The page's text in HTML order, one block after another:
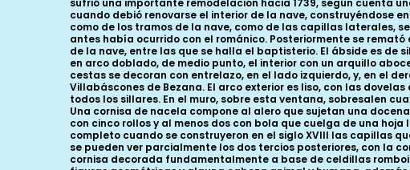
sufrió una importante remodelación hacia 1739, según cuenta una
cuando debió renovarse el interior de la nave, construyéndose
como de los tramos de la nave, como de las capillas laterales,
antes había ocurrido con el románico. Posteriormente se
de la nave, entre las que se halla el baptisterio. El ábside es
en arco doblado, de medio punto, el interior con un arquillo
cestas se decoran con entrelazo, en el lado izquierdo, y, en el
Villabáscones de Bezana. El arco exterior es liso, con las
todos los sillares. En el muro, sobre esta ventana, sobresalen
Una cornisa de nacela compone al alero que sujetan una
con cinco rollos y al menos dos con bola que cuelga de una
completo cuando se construyeron en el siglo XVIII las capillas
se pueden ver parcialmente los dos tercios posteriores, con la
cornisa decorada fundamentalmente a base de celdillas